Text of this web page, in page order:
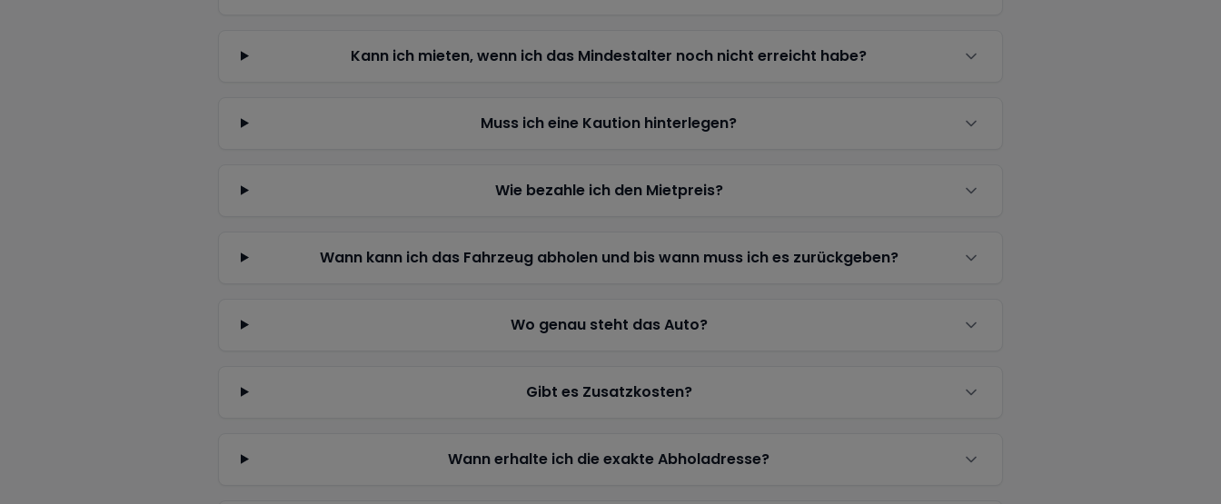
Kann ich mieten, wenn ich das Mindestalter noch nicht erreicht habe?
Muss ich eine Kaution hinterlegen?
Wie bezahle ich den Mietpreis?
Wann kann ich das Fahrzeug abholen und bis wann muss ich es zurückgeben?
Wo genau steht das Auto?
Gibt es Zusatzkosten?
Wann erhalte ich die exakte Abholadresse?